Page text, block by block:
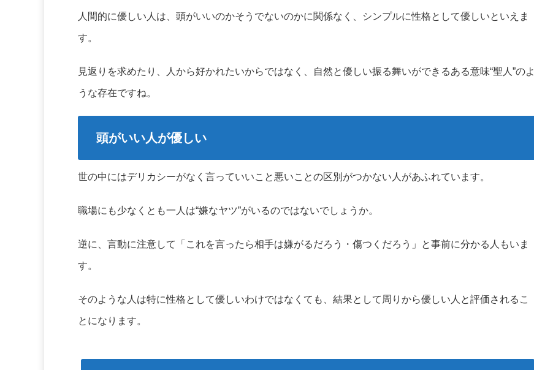
人間的に優しい人は、頭がいいのかそうでないのかに関係なく、シンプルに性格として優しいといえま
す。
見返りを求めたり、人から好かれたいからではなく、自然と優しい振る舞いができるある意味“聖人”のよ
うな存在ですね。
頭がいい人が優しい
世の中にはデリカシーがなく言っていいこと悪いことの区別がつかない人があふれています。
職場にも少なくとも一人は“嫌なヤツ”がいるのではないでしょうか。
逆に、言動に注意して「これを言ったら相手は嫌がるだろう・傷つくだろう」と事前に分かる人もいま
す。
そのような人は特に性格として優しいわけではなくても、結果として周りから優しい人と評価されるこ
とになります。